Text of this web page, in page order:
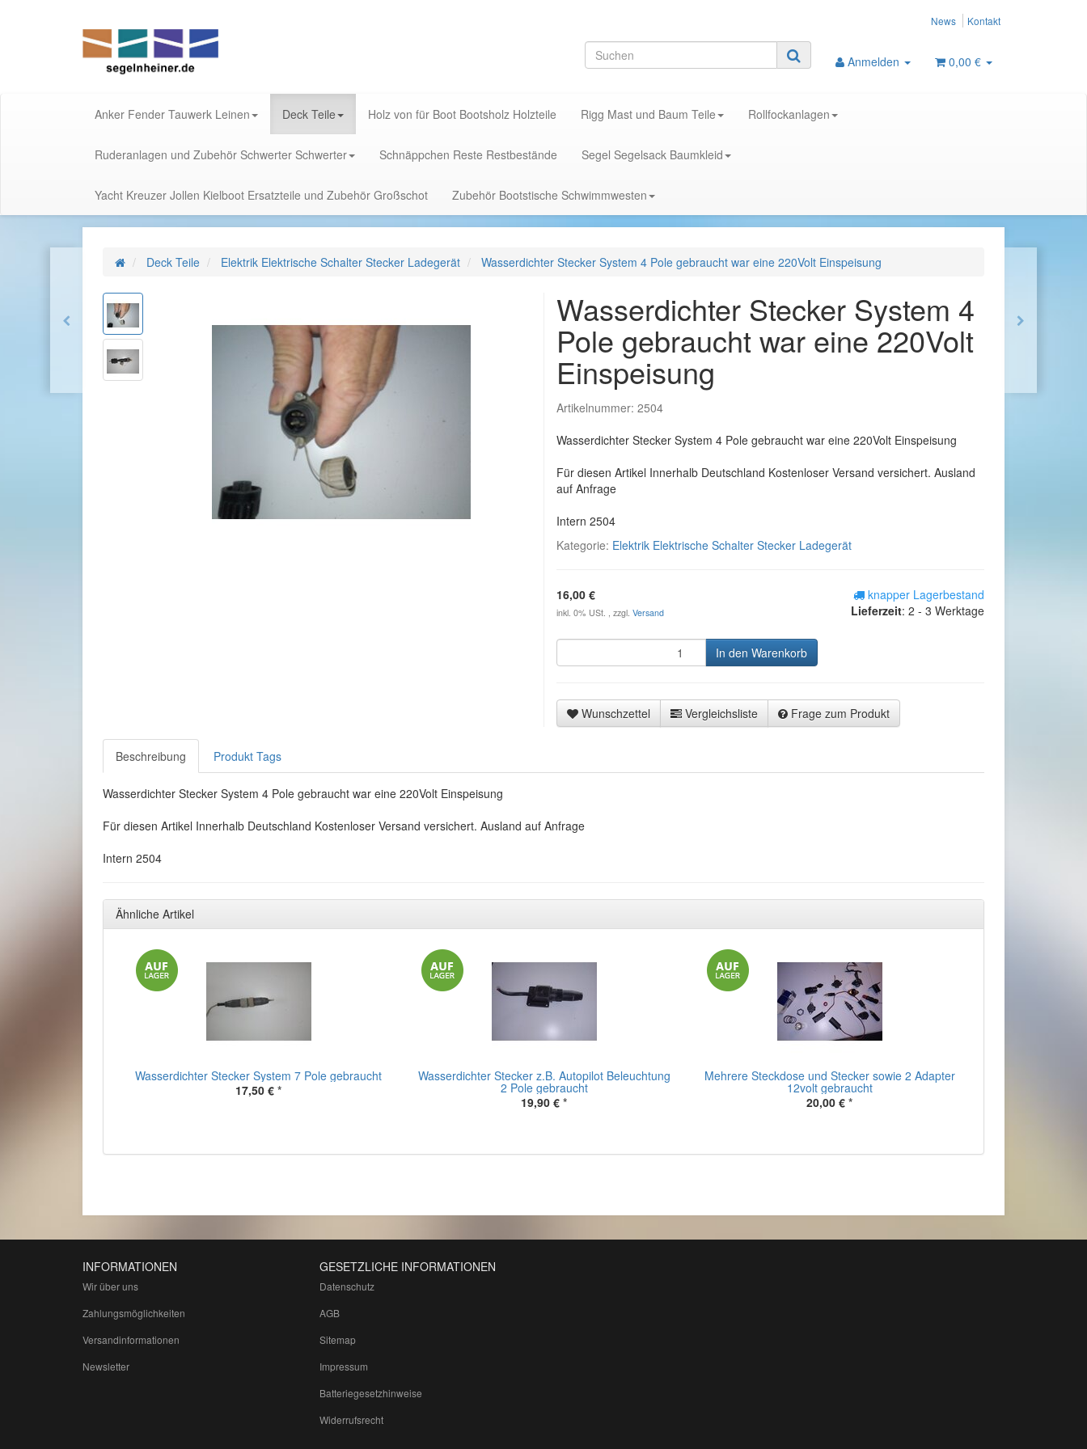
News Kontakt
Anmelden 0,00 €
Anker Fender Tauwerk Leinen Deck Teile Holz von für Boot Bootsholz Holzteile Rigg Mast und Baum Teile Rollfockanlagen
Ruderanlagen und Zubehör Schwerter Schwerter Schnäppchen Reste Restbestände Segel Segelsack Baumkleid
Yacht Kreuzer Jollen Kielboot Ersatzteile und Zubehör Großschot Zubehör Bootstische Schwimmwesten
Deck Teile Elektrik Elektrische Schalter Stecker Ladegerät Wasserdichter Stecker System 4 Pole gebraucht war eine 220Volt Einspeisung
Wasserdichter Stecker System 4
Pole gebraucht war eine 220Volt
Einspeisung
Artikelnummer: 2504
Wasserdichter Stecker System 4 Pole gebraucht war eine 220Volt Einspeisung
Für diesen Artikel Innerhalb Deutschland Kostenloser Versand versichert. Ausland
auf Anfrage
Intern 2504
Kategorie: Elektrik Elektrische Schalter Stecker Ladegerät
16,00 €
inkl. 0% USt. , zzgl. Versand
knapper Lagerbestand
Lieferzeit: 2 - 3 Werktage
In den Warenkorb
Wunschzettel Vergleichsliste Frage zum Produkt
Beschreibung Produkt Tags
Wasserdichter Stecker System 4 Pole gebraucht war eine 220Volt Einspeisung
Für diesen Artikel Innerhalb Deutschland Kostenloser Versand versichert. Ausland auf Anfrage
Intern 2504
Ähnliche Artikel
Wasserdichter Stecker System 7 Pole gebraucht
17,50 € *
Wasserdichter Stecker z.B. Autopilot Beleuchtung
2 Pole gebraucht
19,90 € *
Mehrere Steckdose und Stecker sowie 2 Adapter
12volt gebraucht
20,00 € *
INFORMATIONEN
Wir über uns
Zahlungsmöglichkeiten
Versandinformationen
Newsletter
GESETZLICHE INFORMATIONEN
Datenschutz
AGB
Sitemap
Impressum
Batteriegesetzhinweise
Widerrufsrecht